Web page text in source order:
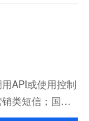
API或使用控制
类短信；国内
澳台短信覆盖